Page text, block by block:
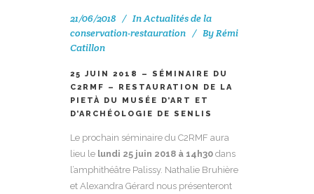
21/06/2018 InActualités de la
conservation-restauration
ByRémi
Catillon
25 JUIN 2018 – SÉMINAIRE DU
C2RMF – RESTAURATION DE LA
PIETÀ DU MUSÉE D’ART ET
D’ARCHÉOLOGIE DE SENLIS
Le prochain séminaire du C2RMF aura
lieu le lundi 25 juin 2018 à 14h30 dans
l’amphithéâtre Palissy. Nathalie Bruhière
et Alexandra Gérard nous présenteront